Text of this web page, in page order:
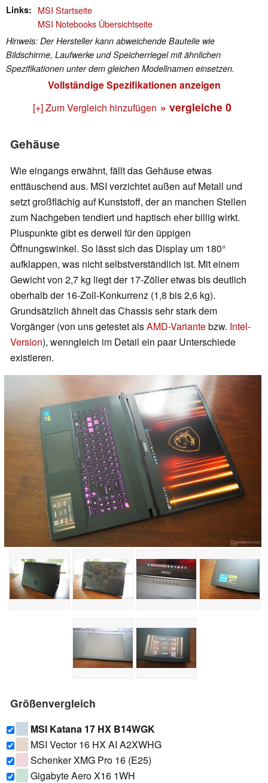
Links
MSI Startseite
MSI Notebooks Übersichtseite
Hinweis: Der Hersteller kann abweichende Bauteile wie
Bildschirme, Laufwerke und Speicherriegel mit ähnlichen
Spezifikationen unter dem gleichen Modellnamen einsetzen.
Vollständige Spezifikationen anzeigen
[+] Zum Vergleich hinzufügen » vergleiche 0
Gehäuse
Wie eingangs erwähnt, fällt das Gehäuse etwas
enttäuschend aus. MSI verzichtet außen auf Metall und
setzt großflächig auf Kunststoff, der an manchen Stellen
zum Nachgeben tendiert und haptisch eher billig wirkt.
Pluspunkte gibt es derweil für den üppigen
Öffnungswinkel. So lässt sich das Display um 180°
aufklappen, was nicht selbstverständlich ist. Mit einem
Gewicht von 2,7 kg liegt der 17-Zöller etwas bis deutlich
oberhalb der 16-Zoll-Konkurrenz (1,8 bis 2,6 kg).
Grundsätzlich ähnelt das Chassis sehr stark dem
Vorgänger (von uns getestet alsAMD-Variantebzw. Intel-
Version), wenngleich im Detail ein paar Unterschiede
existieren.
Größenvergleich
MSI Katana 17 HX B14WGK
MSI Vector 16 HX AI A2XWHG
Schenker XMG Pro 16 (E25)
Gigabyte Aero X16 1WH